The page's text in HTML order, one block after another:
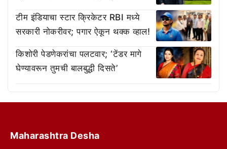
टीम इंडियाचा स्टार क्रिकेटर RBI मध्ये
सरकारी नोकरीवर; पगार ऐकून थक्क व्हाल!
किशोरी पेडणेकरांचा पलटवार; ‘टेंडर मागे
घेण्यावरून तुमची बालबुद्धी दिसते’
Maharashtra Desha